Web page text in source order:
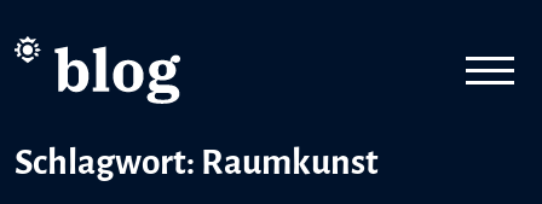
Schlagwort: Raumkunst